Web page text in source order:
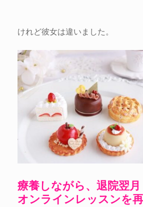
けれど彼女は違いました。
療養しながら、退院翌月
オンラインレッスンを再